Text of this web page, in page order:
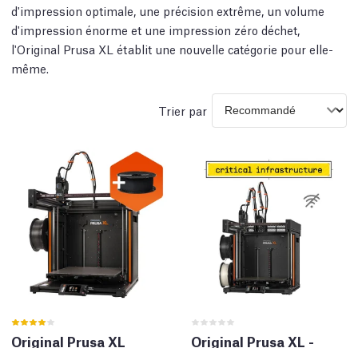
d'impression optimale, une précision extrême, un volume
d'impression énorme et une impression zéro déchet,
l'Original Prusa XL établit une nouvelle catégorie pour elle-
même.
Trier par
Original Prusa XL
Original Prusa XL -